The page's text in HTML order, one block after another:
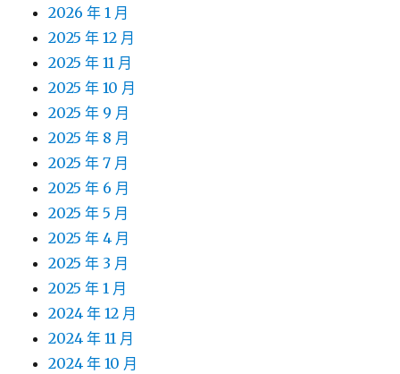
2026 年 1 月
2025 年 12 月
2025 年 11 月
2025 年 10 月
2025 年 9 月
2025 年 8 月
2025 年 7 月
2025 年 6 月
2025 年 5 月
2025 年 4 月
2025 年 3 月
2025 年 1 月
2024 年 12 月
2024 年 11 月
2024 年 10 月